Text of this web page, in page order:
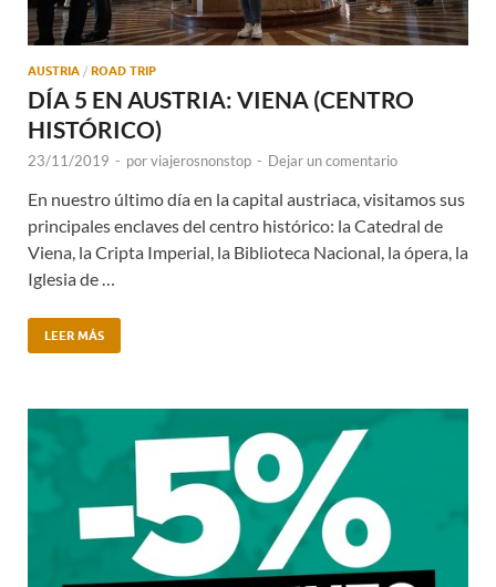
AUSTRIA / ROAD TRIP
DÍA 5 EN AUSTRIA: VIENA (CENTRO
HISTÓRICO)
23/11/2019 - porviajerosnonstop - Dejar un comentario
En nuestro último día en la capital austriaca, visitamos sus
principales enclaves del centro histórico: la Catedral de
Viena, la Cripta Imperial, la Biblioteca Nacional, la ópera, la
Iglesia de …
LEER MÁS